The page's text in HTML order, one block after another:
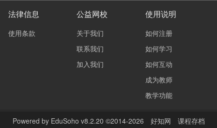
法律信息
使用条款
公益网校
关于我们
联系我们
加入我们
使用说明
如何注册
如何学习
如何互动
成为教师
教学功能
Powered by EduSoho v8.2.20 ©2014-2026 好知网 课程存档